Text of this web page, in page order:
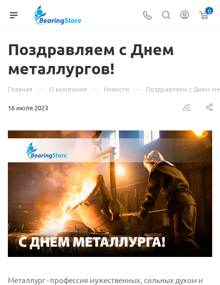
0
Поздравляем с Днем
металлургов!
Главная — О компании — Новости — Поздравляем с Днем
16 июля 2023
Металлург - профессия мужественных, сильных духом и